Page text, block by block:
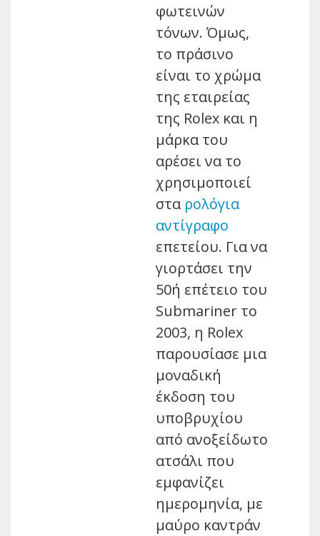
φωτεινών
τόνων. Όμως,
το πράσινο
είναι το χρώμα
της εταιρείας
της Rolex και η
μάρκα του
αρέσει να το
χρησιμοποιεί
στα ρολόγια
αντίγραφο
επετείου. Για να
γιορτάσει την
50ή επέτειο του
Submariner το
2003, η Rolex
παρουσίασε μια
μοναδική
έκδοση του
υποβρυχίου
από ανοξείδωτο
ατσάλι που
εμφανίζει
ημερομηνία, με
μαύρο καντράν